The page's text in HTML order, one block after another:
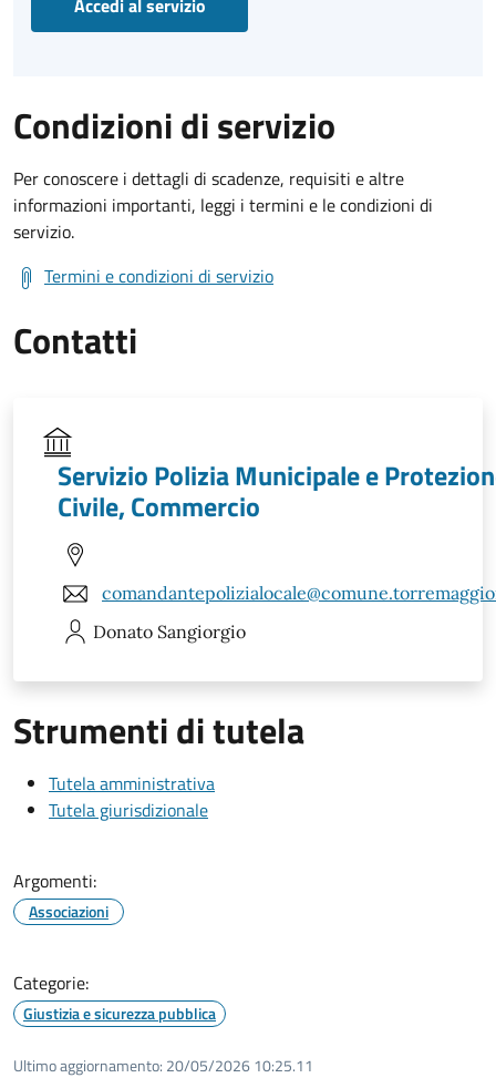
Condizioni di servizio
Per conoscere i dettagli di scadenze, requisiti e altre
informazioni importanti, leggi i termini e le condizioni di
servizio.
Termini e condizioni di servizio
Contatti
Servizio Polizia Municipale e
Civile, Commercio
Donato Sangiorgio
Strumenti di tutela
Tutela amministrativa
Tutela giurisdizionale
Argomenti:
Associazioni
Categorie:
Giustizia e sicurezza pubblica
Ultimo aggiornamento: 20/05/2026 10:25.11